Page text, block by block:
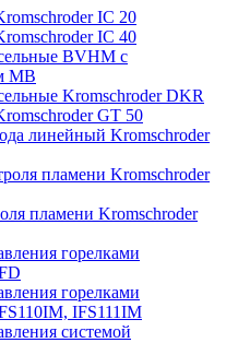
IC 20
IC 40
BVHM с
МВ
Kromschroder DKR
GT 50
линейный Kromschroder
пламени Kromschroder
пламени Kromschroder
горелками
горелками
IFS111IM
системой